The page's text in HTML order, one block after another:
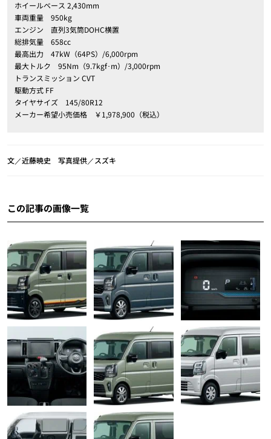
ホイールベース 2,430mm
車両重量 950kg
エンジン 直列3気筒DOHC横置
総排気量 658cc
最高出力 47kW（64PS）/6,000rpm
最大トルク 95Nm（9.7kgf･m）/3,000rpm
トランスミッション CVT
駆動方式 FF
タイヤサイズ 145/80R12
メーカー希望小売価格 ￥1,978,900（税込）
文／近藤暁史 写真提供／スズキ
この記事の画像一覧